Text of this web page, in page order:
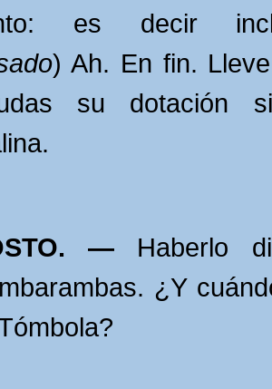
es decir
) Ah. En fin.
su dotación
— Haberlo
¿Y